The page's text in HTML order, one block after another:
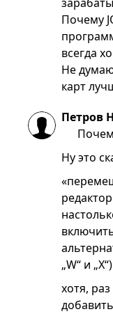
Почему
всегда
Не
карт
Петров
Ну это
„W“ и
хотя,